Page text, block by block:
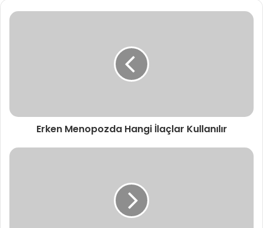
Erken Menopozda Hangi İlaçlar Kullanılır